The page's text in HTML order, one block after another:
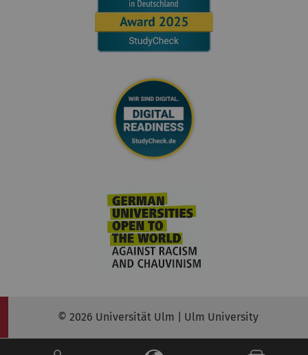
© 2026 Universität Ulm | Ulm University